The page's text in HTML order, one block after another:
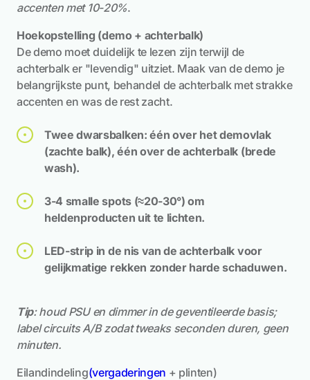
accenten met 10-20%.
Hoekopstelling (demo + achterbalk)
De demo moet duidelijk te lezen zijn terwijl de
achterbalk er "levendig" uitziet. Maak van de demo je
belangrijkste punt, behandel de achterbalk met strakke
accenten en was de rest zacht.
Twee dwarsbalken: één over het demovlak
(zachte balk), één over de achterbalk (brede
wash).
3-4 smalle spots (≈20-30°) om
heldenproducten uit te lichten.
LED-strip in de nis van de achterbalk voor
gelijkmatige rekken zonder harde schaduwen.
Tip: houd PSU en dimmer in de geventileerde basis;
label circuits A/B zodat tweaks seconden duren, geen
minuten.
Eilandindeling(vergaderingen + plinten)